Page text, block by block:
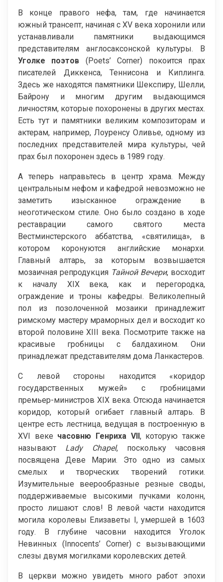
В конце правого нефа, там, где начинается
южный трансепт, начиная с XV века хоронили или
устанавливали памятники выдающимся
представителям англосаксонской культуры. В
Уголке поэтов (Poets’ Corner) покоится прах
писателей Диккенса, Теннисона и Киплинга.
Здесь же находятся памятники Шекспиру, Шелли,
Байрону и многим другим выдающимся
личностям, которые похоронены в других местах.
Есть тут и памятники великим композиторам и
актерам, например, Лоуренсу Оливье, одному из
последних представителей мира культуры, чей
прах был похоронен здесь в 1989 году.
А теперь направьтесь в центр храма. Между
центральным нефом и кафедрой невозможно не
заметить изысканное ограждение в
неоготическом стиле. Оно было создано в ходе
реставрации самого святого места
Вестминстерского аббатства, «святилища», в
котором коронуются английские монархи.
Главный алтарь, за которым возвышается
мозаичная репродукция Тайной Вечери, восходит
к началу XIX века, как и перегородка,
ограждение и троны кафедры. Великолепный
пол из позолоченной мозаики принадлежит
римскому мастеру мраморных дел и восходит ко
второй половине XIII века. Посмотрите также на
красивые гробницы с балдахином. Они
принадлежат представителям дома Ланкастеров.
С левой стороны находится «коридор
государственных мужей» с гробницами
премьер-министров XIX века. Отсюда начинается
коридор, который огибает главный алтарь. В
центре есть лестница, ведущая в построенную в
XVI веке часовню Генриха VII, которую также
называют Lady Chapel, поскольку часовня
посвящена Деве Марии. Это одно из самых
смелых и творческих творений готики.
Изумительные веерообразные резные своды,
поддерживаемые высокими пучками колонн,
просто лишают слов! В левой части находится
могила королевы Елизаветы I, умершей в 1603
году. В глубине часовни находится Уголок
Невинных (Innocents’ Corner) с вызывающими
слезы двумя могилками королевских детей.
В церкви можно увидеть много работ эпохи